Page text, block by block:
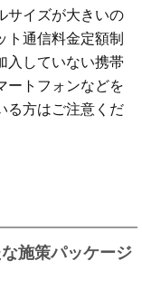
サイズが大きいの
ト通信料金定額制
入していない携帯
ートフォンなどを
る方はご注意くだ
施策パッケージ